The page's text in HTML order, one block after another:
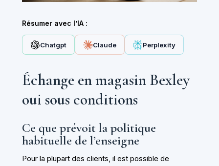
Résumer avec l’IA :
Chatgpt Claude Perplexity
Échange en magasin Bexley
oui sous conditions
Ce que prévoit la politique
habituelle de l’enseigne
Pour la plupart des clients, il est possible de